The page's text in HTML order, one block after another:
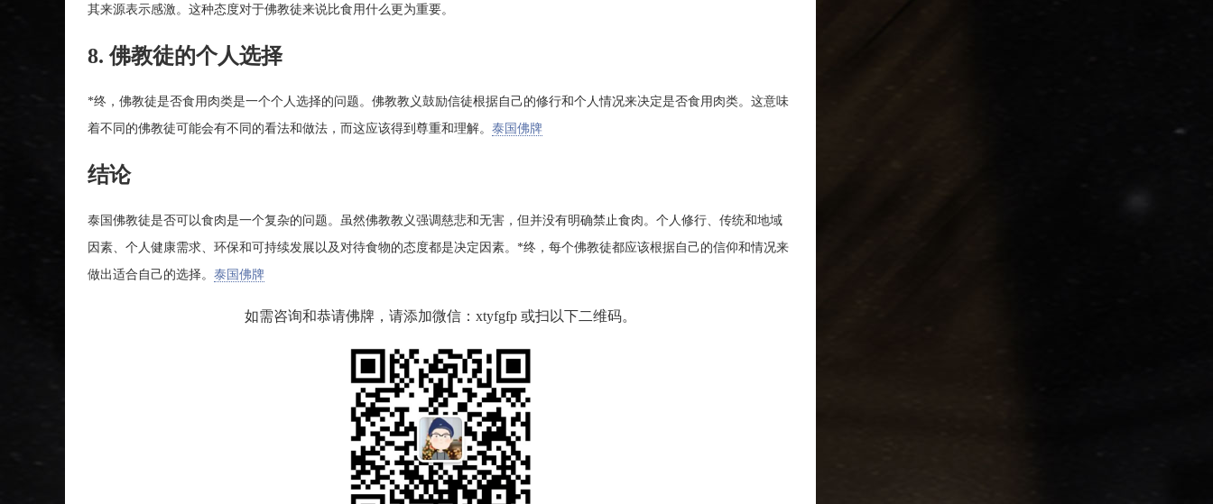
其来源表示感激。这种态度对于佛教徒来说比食用什么更为重要。
8. 佛教徒的个人选择
*终，佛教徒是否食用肉类是一个个人选择的问题。佛教教义鼓励信徒根据自己的修行和个人情况来决定是否食用肉类。这意味
着不同的佛教徒可能会有不同的看法和做法，而这应该得到尊重和理解。 泰国佛牌
结论
泰国佛教徒是否可以食肉是一个复杂的问题。虽然佛教教义强调慈悲和无害，但并没有明确禁止食肉。个人修行、传统和地域
因素、个人健康需求、环保和可持续发展以及对待食物的态度都是决定因素。*终，每个佛教徒都应该根据自己的信仰和情况来
做出适合自己的选择。 泰国佛牌
如需咨询和恭请佛牌，请添加微信：xtyfgfp 或扫以下二维码。